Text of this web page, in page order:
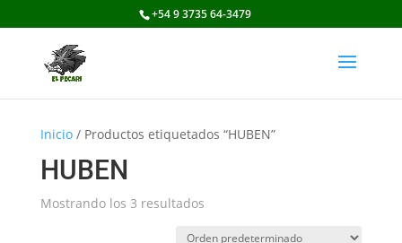
+54 9 3735 64-3479
Inicio/ Productos etiquetados “HUBEN”
HUBEN
Mostrando los 3 resultados